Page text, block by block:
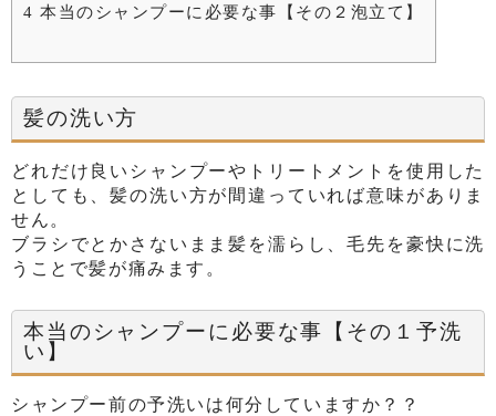
4 本当のシャンプーに必要な事【その２泡立て】
髪の洗い方
どれだけ良いシャンプーやトリートメントを使用した
としても、髪の洗い方が間違っていれば意味がありま
せん。
ブラシでとかさないまま髪を濡らし、毛先を豪快に洗
うことで髪が痛みます。
本当のシャンプーに必要な事【その１予洗
い】
シャンプー前の予洗いは何分していますか？？